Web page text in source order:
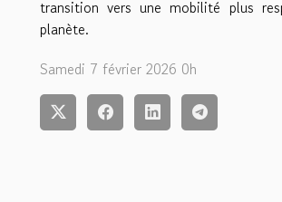
transition vers une mobilité plus
planète.
Samedi 7 février 2026 0h